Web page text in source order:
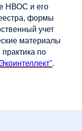
НВОС и его
формы
учет
материалы
по
.